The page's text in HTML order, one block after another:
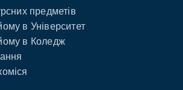
предметів
в Університет
в Коледж